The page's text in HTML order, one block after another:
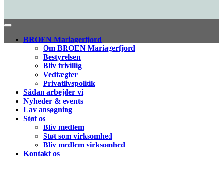
BROEN Mariagerfjord
Om BROEN Mariagerfjord
Bestyrelsen
Bliv frivillig
Vedtægter
Privatlivspolitik
Sådan arbejder vi
Nyheder & events
Lav ansøgning
Støt os
Bliv medlem
Støt som virksomhed
Bliv medlem virksomhed
Kontakt os